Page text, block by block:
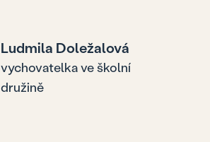
Ludmila Doležalová
vychovatelka ve školní
družině